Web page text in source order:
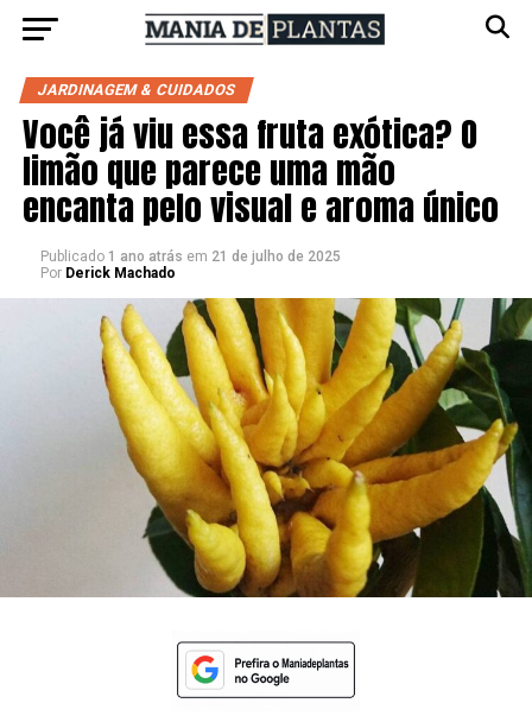
JARDINAGEM & CUIDADOS
Você já viu essa fruta exótica? O
limão que parece uma mão
encanta pelo visual e aroma único
Publicado 1 ano atrás em 21 de julho de 2025
Por Derick Machado